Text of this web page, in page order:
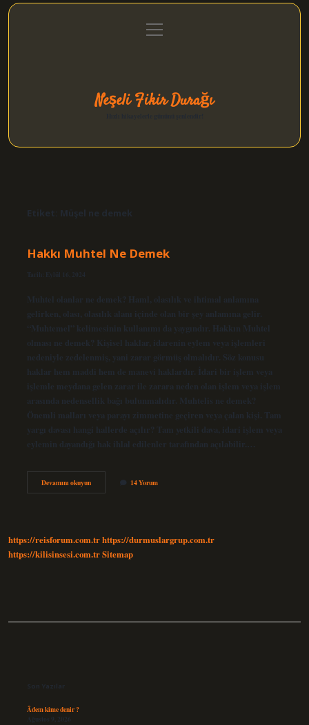
Gizlilik Politikası
menüyü
aç
Neşeli Fikir Durağı
Etiket: Müşel ne demek
Hakkı Muhtel Ne Demek
Tarih: Eylül 16, 2024
Muhtel olanlar ne demek? Haml, olasılık ve ihtimal anlamına
gelirken, olası, olasılık alanı içinde olan bir şey anlamına gelir.
“Muhtemel” kelimesinin kullanımı da yaygındır. Hakkın Muhtel
olması ne demek? Kişisel haklar, idarenin eylem veya işlemleri
nedeniyle zedelenmiş, yani zarar görmüş olmalıdır. Söz konusu
haklar hem maddi hem de manevi haklardır. İdari bir işlem veya
işlemle meydana gelen zarar ile zarara neden olan işlem veya işlem
arasında nedensellik bağı bulunmalıdır. Muhtelis ne demek?
Önemli malları veya parayı zimmetine geçiren veya çalan kişi. Tam
yargı davası hangi hallerde açılır? Tam yetkili dava, idari işlem veya
eylemin dayandığı hak ihlal edilenler tarafından açılabilir.…
Devamını okuyunHakkı
Muhtel
14 Yorum
https://reisforum.com.trhttps://durmuslargrup.com.tr
https://kilisinsesi.com.trSitemap
Son Yazılar
Âdem kime denir ?
Ağustos 9, 2026